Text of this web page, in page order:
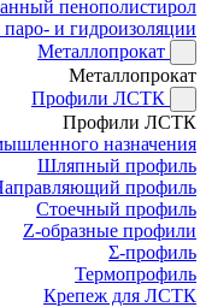
пенополистирол
паро- и гидроизоляции
Металлопрокат
Металлопрокат
Профили ЛСТК
Профили ЛСТК
назначения
Шляпный профиль
профиль
Стоечный профиль
Z-образные профили
Σ-профиль
Термопрофиль
Крепеж для ЛСТК